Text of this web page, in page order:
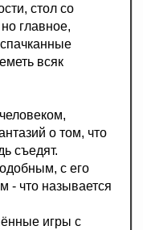
стол со
главное,
всяк
о том, что
съедят.
с его
- что называется
игры с